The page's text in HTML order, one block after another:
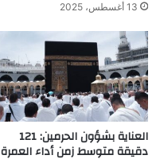
13 أغسطس، 2025
العناية بشؤون الحرمين: 121
دقيقة متوسط زمن أداء العمرة